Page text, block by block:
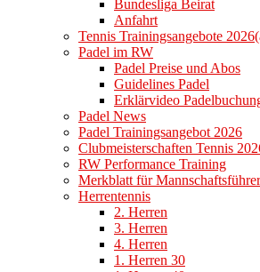
Bundesliga Beirat
Anfahrt
Tennis Trainingsangebote
Padel im RW
Padel Preise und Abos
Guidelines Padel
Erklärvideo
Padel News
Padel Trainingsangebot 2026
Clubmeisterschaften Tennis
RW Performance Training
Merkblatt für Mannschaftsführer
Herrentennis
2. Herren
3. Herren
4. Herren
1. Herren 30